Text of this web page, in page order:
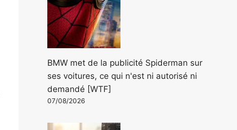
BMW met de la publicité Spiderman sur
ses voitures, ce qui n'est ni autorisé ni
demandé [WTF]
07/08/2026